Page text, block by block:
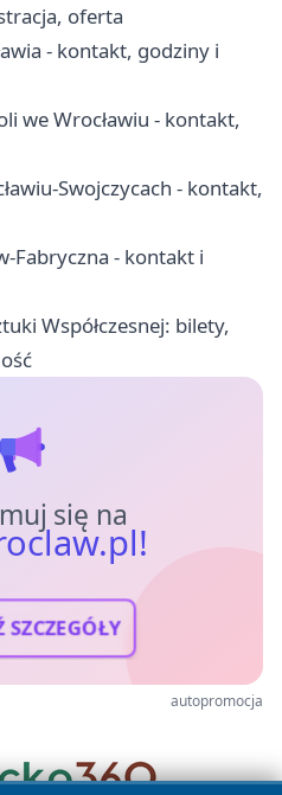
oferta
- kontakt, godziny i
we Wrocławiu - kontakt,
Swojczycach - kontakt,
Fabryczna - kontakt i
Współczesnej: bilety,
się na
SZCZEGÓŁY
autopromocja